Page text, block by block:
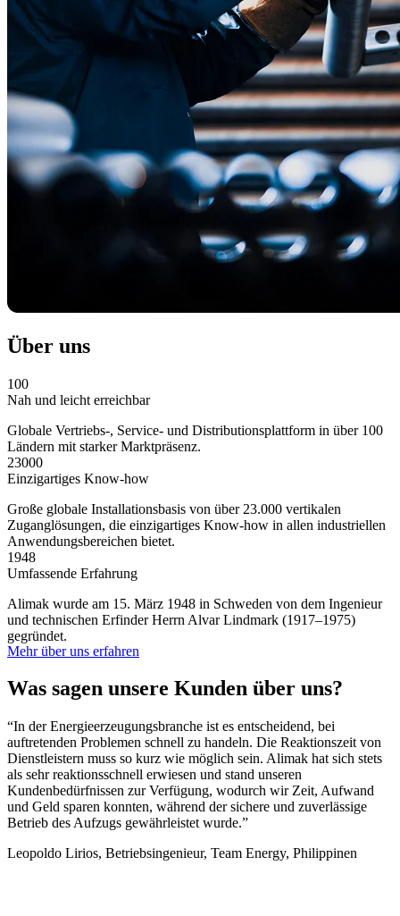
Über uns
100
Nah und leicht erreichbar
Globale Vertriebs-, Service- und Distributionsplattform in über 100
Ländern mit starker Marktpräsenz.
23000
Einzigartiges Know-how
Große globale Installationsbasis von über 23.000 vertikalen
Zuganglösungen, die einzigartiges Know-how in allen industriellen
Anwendungsbereichen bietet.
1948
Umfassende Erfahrung
Alimak wurde am 15. März 1948 in Schweden von dem Ingenieur
und technischen Erfinder Herrn Alvar Lindmark (1917–1975)
gegründet.
Mehr über uns erfahren
Was sagen unsere Kunden über uns?
“In der Energieerzeugungsbranche ist es entscheidend, bei
auftretenden Problemen schnell zu handeln. Die Reaktionszeit von
Dienstleistern muss so kurz wie möglich sein. Alimak hat sich stets
als sehr reaktionsschnell erwiesen und stand unseren
Kundenbedürfnissen zur Verfügung, wodurch wir Zeit, Aufwand
und Geld sparen konnten, während der sichere und zuverlässige
Betrieb des Aufzugs gewährleistet wurde.”
Leopoldo Lirios, Betriebsingenieur, Team Energy, Philippinen